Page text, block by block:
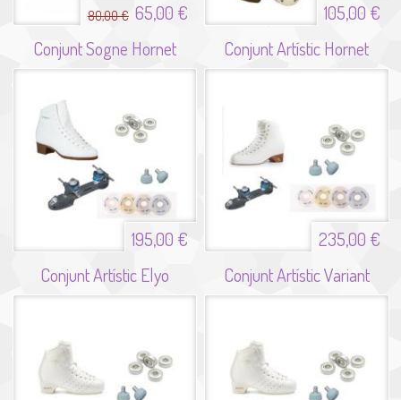
80,00 € 65,00 €
105,00 €
Conjunt Sogne Hornet
195,00 €
Conjunt Artístic Hornet
235,00 €
Conjunt Artístic Elyo
Conjunt Artístic Variant